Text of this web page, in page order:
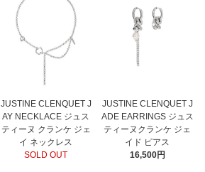
JUSTINE CLENQUET J
AY NECKLACE ジュス
ティーヌ クランケ ジェ
イ ネックレス
SOLD OUT
JUSTINE CLENQUET J
ADE EARRINGS ジュス
ティーヌクランケ ジェ
イド ピアス
16,500円